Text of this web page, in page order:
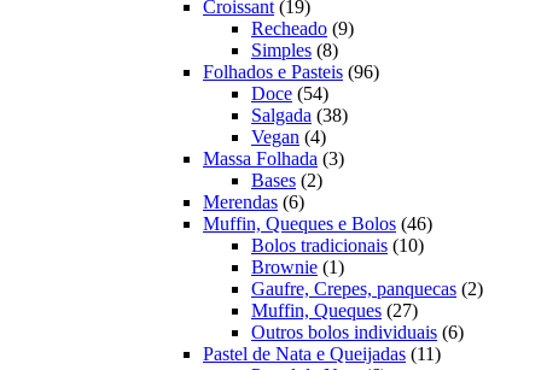
Croissant 1919
produtos
Recheado 99
Simples 88
produtos
Folhados e Pasteis 9696
Doce 5454
produtos
Salgada 3838
Vegan 44
produtos
Massa Folhada 33
Bases 22
Merendas 66
produtos
Muffin, Queques e Bolos 4646
Bolos tradicionais 1010
Brownie 11
produto
Gaufre, Crepes, panquecas 22
Muffin, Queques 2727
produtos
Outros bolos individuais 66
Pastel de Nata e Queijadas 1111